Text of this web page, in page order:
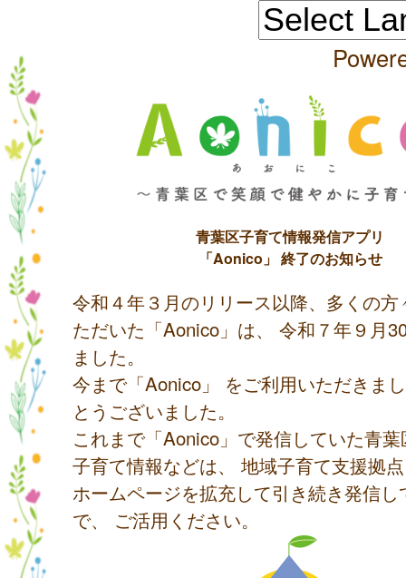
青葉区子育て情報発信アプリ
「Aonico」 終了のお知らせ
令和４年３月のリリース以降、多くの方
ただいた「Aonico」は、 令和７年９月
ました。
今まで「Aonico」 をご利用いただきま
とうございました。
これまで「Aonico」で発信していた青
子育て情報などは、 地域子育て支援拠
ホームページを拡充して引き続き発信し
で、 ご活用ください。